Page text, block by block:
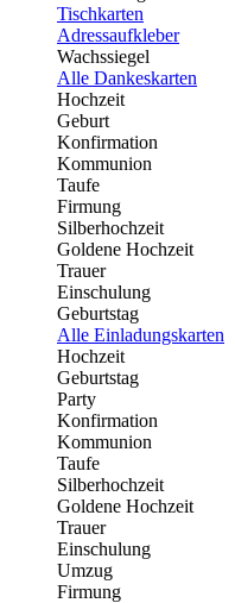
Tischkarten
Adressaufkleber
Wachssiegel
Alle Dankeskarten
Hochzeit
Geburt
Konfirmation
Kommunion
Taufe
Firmung
Silberhochzeit
Goldene Hochzeit
Trauer
Einschulung
Geburtstag
Alle Einladungskarten
Hochzeit
Geburtstag
Party
Konfirmation
Kommunion
Taufe
Silberhochzeit
Goldene Hochzeit
Trauer
Einschulung
Umzug
Firmung